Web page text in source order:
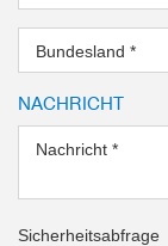
Bundesland *
NACHRICHT
Nachricht *
Sicherheitsabfrage